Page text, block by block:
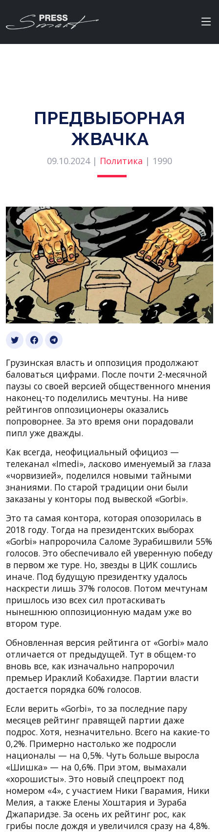
ПРЕДВЫБОРНАЯ
ЖВАЧКА
09.10.2024 | Политика | 1990
Грузинская власть и оппозиция продолжают
баловаться цифрами. После почти 2-месячной
паузы со своей версией общественного мнения
наконец-то поделились мечтуны. На ниве
рейтингов оппозиционеры оказались
попроворнее. За это время они порадовали
пипл уже дважды.
Как всегда, неофициальный официоз —
телеканал «Imedi», ласково именуемый за глаза
«чорвизией», поделился новыми тайными
знаниями. По старой традиции они были
заказаны у конторы под вывеской «Gorbi».
Это та самая контора, которая опозорилась в
2018 году. Тогда на президентских выборах
«Gorbi» напророчила Саломе Зурабишвили 55%
голосов. Это обеспечивало ей уверенную победу
в первом же туре. Но, звезды в ЦИК сошлись
иначе. Под будущую президентку удалось
наскрести лишь 37% голосов. Потом мечтунам
пришлось изо всех сил протаскивать
нынешнюю оппозиционную мадам уже во
втором туре.
Обновленная версия рейтинга от «Gorbi» мало
отличается от предыдущей. Тут в общем-то
вновь все, как изначально напророчил
премьер Ираклий Кобахидзе. Партии власти
достается порядка 60% голосов.
Если верить «Gorbi», то за последние пару
месяцев рейтинг правящей партии даже
подрос. Хотя, незначительно. Всего на какие-то
0,2%. Примерно настолько же подросли
националы — на 0,5%. Чуть больше выросла
«Шишка» — на 0,6%. При этом, вымахали
«хорошисты». Это новый спецпроект под
номером «4», с участием Ники Гварамия, Ники
Мелия, а также Елены Хоштария и Зураба
Джапаридзе. За осень их рейтинг рос, как
грибы после дождя и увеличился сразу на 4,8%.